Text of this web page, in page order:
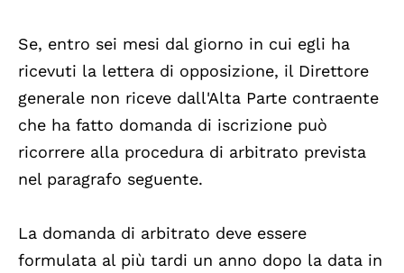
Se, entro sei mesi dal giorno in cui egli ha
ricevuti la lettera di opposizione, il Direttore
generale non riceve dall'Alta Parte contraente
che ha fatto domanda di iscrizione può
ricorrere alla procedura di arbitrato prevista
nel paragrafo seguente.
La domanda di arbitrato deve essere
formulata al più tardi un anno dopo la data in